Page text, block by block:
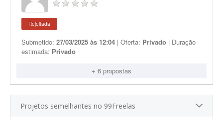
Rejeitada
Submetido: 27/03/2025 às 12:04 | Oferta: Privado | Duração
estimada: Privado
+ 6 propostas
Projetos semelhantes no 99Freelas